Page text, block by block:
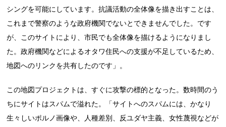
シングを可能にしています。抗議活動の全体像を描き出すことは、
これまで警察のような政府機関でないとできませんでした。です
が、このサイトにより、市民でも全体像を描けるようになりまし
た。政府機関などによるオタワ住民への支援が不足しているため、
地図へのリンクを共有したのです」。
この地図プロジェクトは、すぐに攻撃の標的となった。数時間のう
ちにサイトはスパムで溢れた。「サイトへのスパムには、かなり
生々しいポルノ画像や、人種差別、反ユダヤ主義、女性蔑視などが